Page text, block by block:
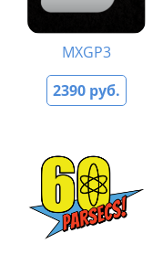
MXGP3
2390 руб.